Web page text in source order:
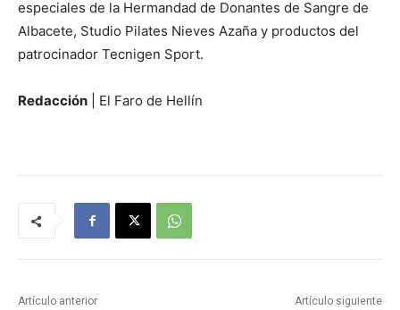
especiales de la Hermandad de Donantes de Sangre de
Albacete, Studio Pilates Nieves Azaña y productos del
patrocinador Tecnigen Sport.
Redacción | El Faro de Hellín
Artículo anterior Artículo siguiente